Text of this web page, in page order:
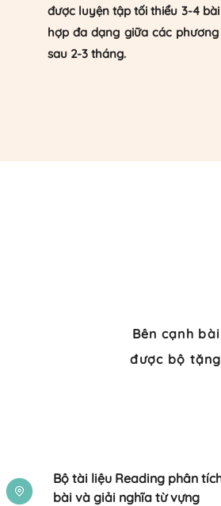
được luyện tập tối thiểu 3-4
hợp đa dạng giữa các
sau 2-3 tháng.
​Bên cạnh
được bộ
​Bộ tài liệu Reading phân
bài và giải nghĩa từ vựng